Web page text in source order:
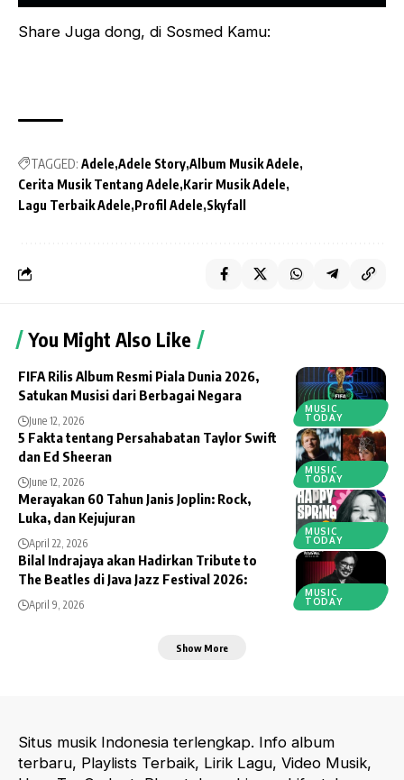
Share Juga dong, di Sosmed Kamu:
TAGGED: Adele Adele Story Album Musik Adele
Cerita Musik Tentang Adele Karir Musik Adele
Lagu Terbaik Adele Profil Adele Skyfall
You Might Also Like
MUSIC
TODAY
FIFA Rilis Album Resmi Piala Dunia 2026,
Satukan Musisi dari Berbagai Negara
June 12, 2026
MUSIC
TODAY
5 Fakta tentang Persahabatan Taylor Swift
dan Ed Sheeran
June 12, 2026
MUSIC
TODAY
Merayakan 60 Tahun Janis Joplin: Rock,
Luka, dan Kejujuran
April 22, 2026
MUSIC
TODAY
Bilal Indrajaya akan Hadirkan Tribute to
The Beatles di Java Jazz Festival 2026:
April 9, 2026
Show More
Situs musik Indonesia terlengkap. Info album
terbaru, Playlists Terbaik, Lirik Lagu, Video Musik,